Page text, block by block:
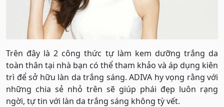
Trên đây là 2 công thức tự làm kem dưỡng trắng da
toàn thân tại nhà bạn có thể tham khảo và áp dụng kiên
trì để sở hữu làn da trắng sáng. ADIVA hy vọng rằng với
những chia sẻ nhỏ trên sẽ giúp phái đẹp luôn rạng
ngời, tự tin với làn da trắng sáng không tỳ vết.